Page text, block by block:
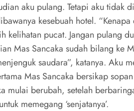
aku pulang. Tetapi aku tidak
kesebuah hotel.
kelihatan pucat. Jangan pulang
Mas Sancaka sudah bilang ke
saudara”, katanya. Aku
Mas Sancaka bersikap
mulai berubah, setelah
memegang ‘senjatanya’.